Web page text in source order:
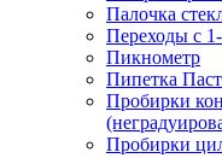
Палочка
Переходы с
Пикнометр
Пипетка
Пробирки
Пробирки